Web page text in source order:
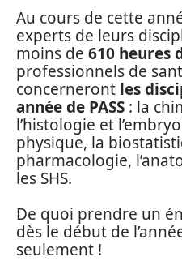
Au cours de cette
experts de leurs
moins de 610 heures
professionnels de
concerneront les
année de PASS : la
l’histologie et
physique, la
pharmacologie,
les SHS.
De quoi prendre un
dès le début de
seulement !